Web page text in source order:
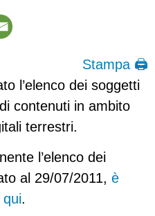
Stampa 🖨
l’elenco dei soggetti
contenuti in ambito
terrestri.
l’elenco dei
al 29/07/2011, è
qui.